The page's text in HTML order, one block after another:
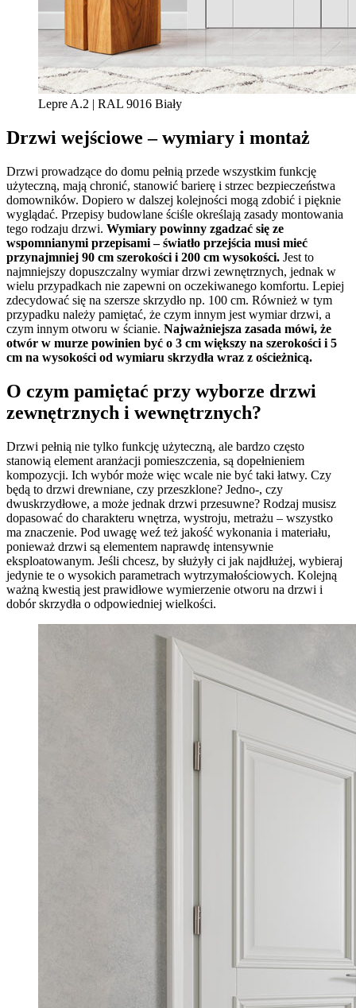
Lepre A.2 | RAL 9016 Biały
Drzwi wejściowe – wymiary i montaż
Drzwi prowadzące do domu pełnią przede wszystkim funkcję
użyteczną, mają chronić, stanowić barierę i strzec bezpieczeństwa
domowników. Dopiero w dalszej kolejności mogą zdobić i pięknie
wyglądać. Przepisy budowlane ściśle określają zasady montowania
tego rodzaju drzwi. Wymiary powinny zgadzać się ze
wspomnianymi przepisami– światło przejścia musi mieć
przynajmniej 90 cm szerokości i 200 cm wysokości. Jest to
najmniejszy dopuszczalny wymiar drzwi zewnętrznych, jednak w
wielu przypadkach nie zapewni on oczekiwanego komfortu. Lepiej
zdecydować się na szersze skrzydło np. 100 cm. Również w tym
przypadku należy pamiętać, że czym innym jest wymiar drzwi, a
czym innym otworu w ścianie. Najważniejsza zasada mówi, że
otwór w murze powinien być o 3 cm większy na szerokości i 5
cm na wysokości od wymiaru skrzydła wraz z ościeżnicą.
O czym pamiętać przy wyborze drzwi
zewnętrznych i wewnętrznych?
Drzwi pełnią nie tylko funkcję użyteczną, ale bardzo często
stanowią element aranżacji pomieszczenia, są dopełnieniem
kompozycji. Ich wybór może więc wcale nie być taki łatwy. Czy
będą to drzwi drewniane, czy przeszklone? Jedno-, czy
dwuskrzydłowe, a może jednak drzwi przesuwne? Rodzaj musisz
dopasować do charakteru wnętrza, wystroju, metrażu – wszystko
ma znaczenie. Pod uwagę weź też jakość wykonania i materiału,
ponieważ drzwi są elementem naprawdę intensywnie
eksploatowanym. Jeśli chcesz, by służyły ci jak najdłużej, wybieraj
jedynie te o wysokich parametrach wytrzymałościowych. Kolejną
ważną kwestią jest prawidłowe wymierzenie otworu na drzwi i
dobór skrzydła o odpowiedniej wielkości.